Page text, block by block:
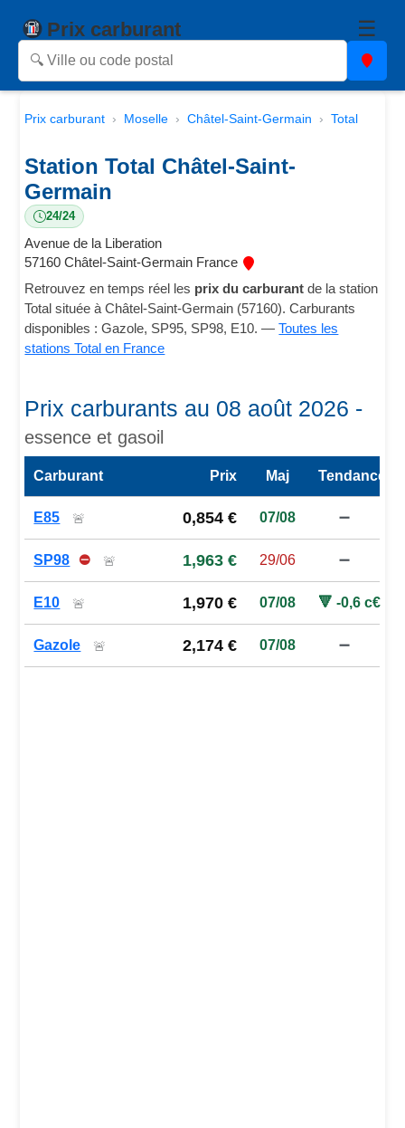
Prix carburant ☰
Prix carburant Moselle Châtel-Saint-Germain Total
Station Total Châtel-Saint-
Germain
24/24
Avenue de la Liberation
57160 Châtel-Saint-Germain France
Retrouvez en temps réel les prix du carburant de la station
Total située à Châtel-Saint-Germain (57160). Carburants
disponibles : Gazole, SP95, SP98, E10. —Toutes les
stations Total en France
Prix carburants au 08 août 2026 -
essence et gasoil
Carburant Prix Maj Tendance
E85 🚨 0,854 € 07/08 ➖
SP98 ⛔ 🚨 1,963 € 29/06 ➖
E10 🚨 1,970 € 07/08 🔻 -0,6 c€
Gazole 🚨 2,174 € 07/08 ➖